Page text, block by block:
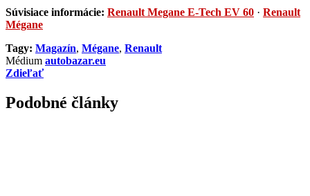
Súvisiace informácie: Renault Megane E-Tech EV 60 · Renault
Mégane
Tagy: Magazín, Mégane, Renault
Médium autobazar.eu
Zdieľať
Podobné články